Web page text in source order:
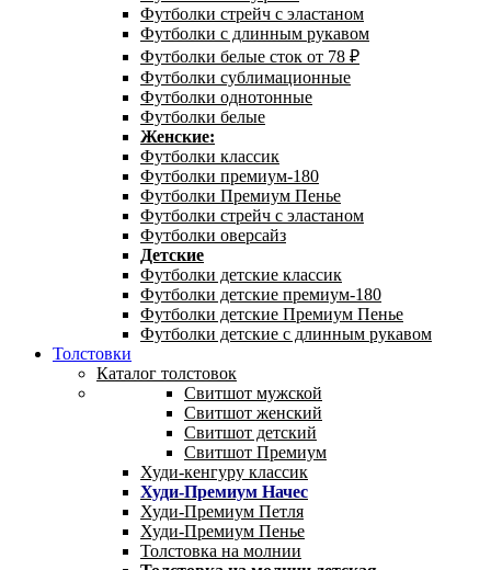
Футболки стрейч с эластаном
Футболки с длинным рукавом
Футболки белые сток от 78 ₽
Футболки сублимационные
Футболки однотонные
Футболки белые
Женские:
Футболки классик
Футболки премиум-180
Футболки Премиум Пенье
Футболки стрейч с эластаном
Футболки оверсайз
Детские
Футболки детские классик
Футболки детские премиум-180
Футболки детские Премиум Пенье
Футболки детские с длинным рукавом
Толстовки
Каталог толстовок
Свитшот мужской
Свитшот женский
Свитшот детский
Свитшот Премиум
Худи-кенгуру классик
Худи-Премиум Начес
Худи-Премиум Петля
Худи-Премиум Пенье
Толстовка на молнии